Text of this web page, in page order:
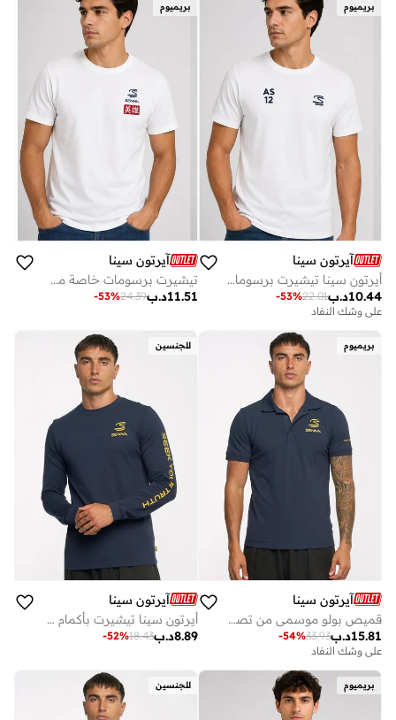
بريميوم
آيرتون سينا
أيرتون سينا تيشيرت برسومات
د.ب10.44
22.01
-53%
على وشك النفاد
بريميوم
آيرتون سينا
تيشيرت برسومات خاصة من أيرتون سينا، إصدار ياباني
د.ب11.51
24.39
-53%
بريميوم
آيرتون سينا
قميص بولو موسمي من تصميم أيرتون سينا
د.ب15.81
33.93
-54%
على وشك النفاد
للجنسين
آيرتون سينا
أيرتون سينا تيشيرت بأكمام طويلة
د.ب8.89
18.43
-52%
بريميوم للجنسين